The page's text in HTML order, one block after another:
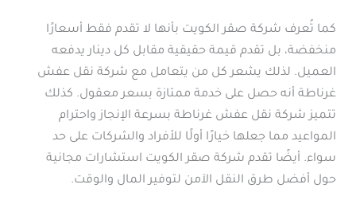
كما تُعرف شركة صقر الكويت بأنها لا تقدم فقط أسعارًا
منخفضة، بل تقدم قيمة حقيقية مقابل كل دينار يدفعه
العميل. لذلك يشعر كل من يتعامل مع شركة نقل عفش
غرناطة أنه حصل على خدمة ممتازة بسعر معقول. كذلك
تتميز شركة نقل عفش غرناطة بسرعة الإنجاز واحترام
المواعيد مما جعلها خيارًا أولًا للأفراد والشركات على حد
سواء. أيضًا تقدم شركة صقر الكويت استشارات مجانية
حول أفضل طرق النقل الآمن لتوفير المال والوقت.